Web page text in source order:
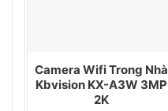
Camera Wifi Trong Nhà
Kbvision KX-A3W 3MP
2K